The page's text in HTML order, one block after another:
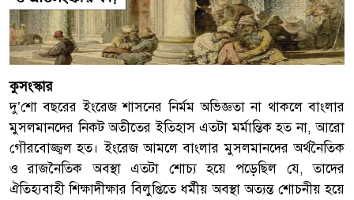
কুসংস্কার
দু’শো বছরের ইংরেজ শাসনের নির্মম অভিজ্ঞতা না থাকলে বাংলার
মুসলমানদের নিকট অতীতের ইতিহাস এতটা মর্মান্তিক হত না, আরো
গৌরবোজ্জ্বল হত। ইংরেজ আমলে বাংলার মুসলমানদের অর্থনৈতিক
ও রাজনৈতিক অবস্থা এতটা শোচ্য হয়ে পড়েছিল যে, তাদের
ঐতিহ্যবাহী শিক্ষাদীক্ষার বিলুপ্তিতে ধর্মীয় অবস্থা অত্যন্ত শোচনীয় হয়ে